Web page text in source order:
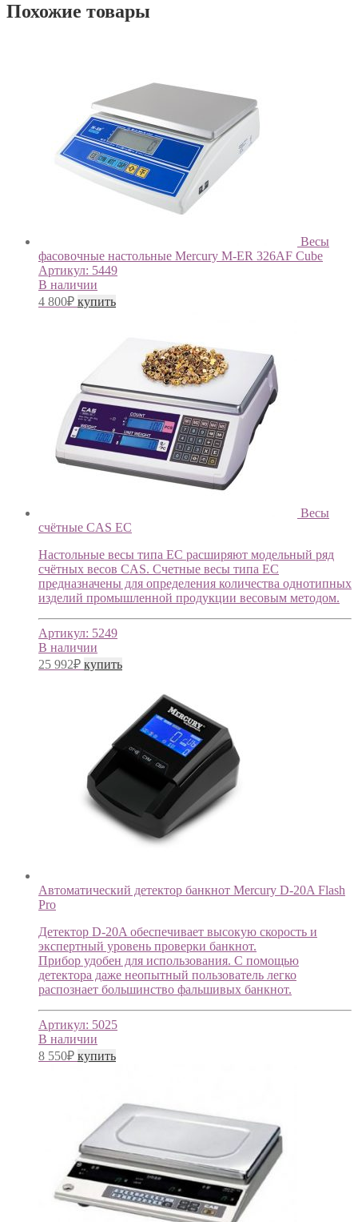
Похожие товары
Весы
фасовочные настольные Mercury M-ER 326AF Cube
Артикул: 5449
В наличии
4 800₽ купить
Весы
счётные CAS EC
Настольные весы типа ЕС расширяют модельный ряд
счётных весов CAS. Счетные весы типа ЕС
предназначены для определения количества однотипных
изделий промышленной продукции весовым методом.
Артикул: 5249
В наличии
25 992₽ купить
Автоматический детектор банкнот Mercury D-20A Flash
Pro
Детектор D-20A обеспечивает высокую скорость и
экспертный уровень проверки банкнот.
Прибор удобен для использования. С помощью
детектора даже неопытный пользователь легко
распознает большинство фальшивых банкнот.
Артикул: 5025
В наличии
8 550₽ купить